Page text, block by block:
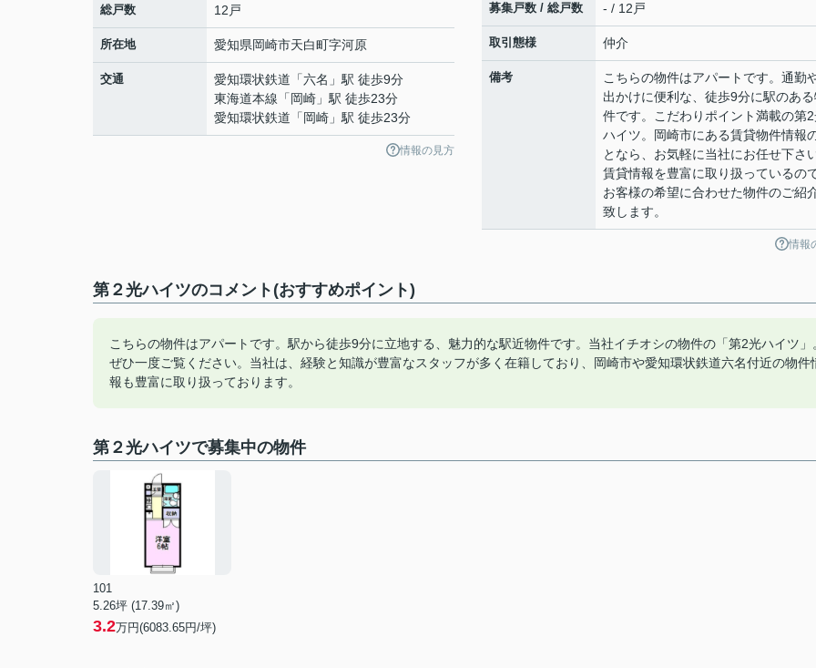
総戸数 12戸
所在地 愛知県岡崎市天白町字河原
交通 愛知環状鉄道 「六名 」駅 徒歩9分
東海道本線 「 岡崎 」駅 徒歩23分
愛知環状鉄道 「 岡崎 」駅 徒歩23分
情報の見方
募集戸数 / 総戸数 - / 12戸
取引態様 仲介
備考
こちらの物件はアパートです。通勤
出かけに便利な、徒歩9分に駅のある
件です。こだわりポイント満載の第
ハイツ。岡崎市にある賃貸物件情報
となら、お気軽に当社にお任せ下さい
賃貸情報を豊富に取り扱っているので
お客様の希望に合わせた物件のご紹
致します。
情報
第２光ハイツのコメント(おすすめポイント)
こちらの物件はアパートです。駅から徒歩9分に立地する、魅力的な駅近物件です。当社イチオシの物件の「第2光ハイツ」
ぜひ一度ご覧ください。当社は、経験と知識が豊富なスタッフが多く在籍しており、岡崎市や愛知環状鉄道六名付近の物件
報も豊富に取り扱っております。
第２光ハイツで募集中の物件
101
5.26坪 (17.39㎡)
3.2万円(6083.65円/坪)